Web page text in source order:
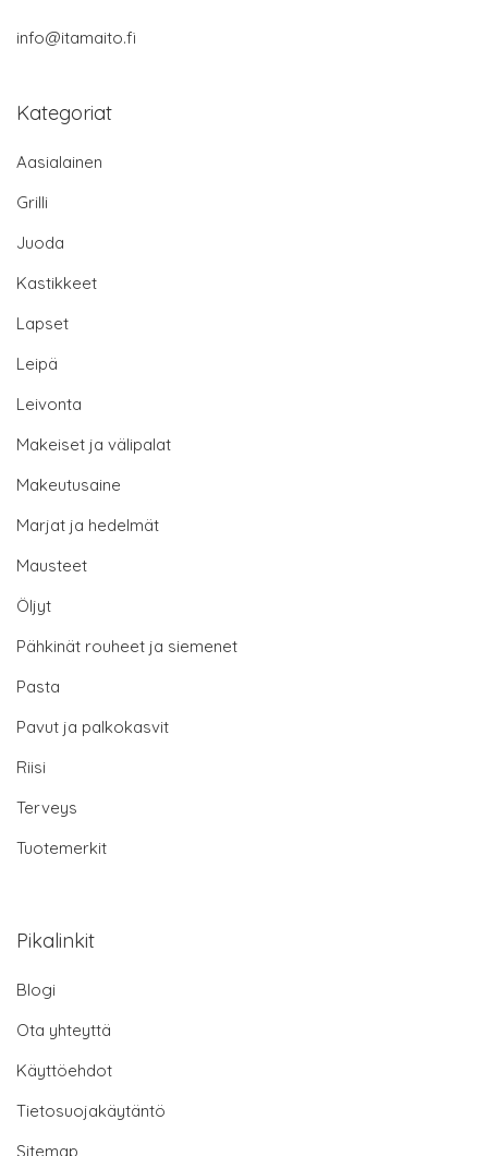
info@itamaito.fi
Kategoriat
Aasialainen
Grilli
Juoda
Kastikkeet
Lapset
Leipä
Leivonta
Makeiset ja välipalat
Makeutusaine
Marjat ja hedelmät
Mausteet
Öljyt
Pähkinät rouheet ja siemenet
Pasta
Pavut ja palkokasvit
Riisi
Terveys
Tuotemerkit
Pikalinkit
Blogi
Ota yhteyttä
Käyttöehdot
Tietosuojakäytäntö
Sitemap